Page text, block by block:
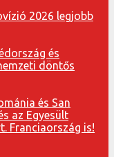
2026 legjobb
és
döntős
és San
az Egyesült
Franciaország is!